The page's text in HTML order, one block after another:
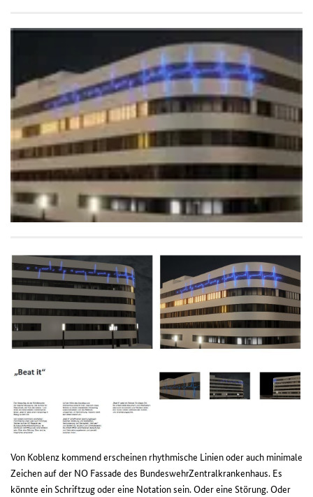
Von Koblenz kommend erscheinen rhythmische Linien oder auch minimale
Zeichen auf der NO Fassade des BundeswehrZentralkrankenhaus. Es
könnte ein Schriftzug oder eine Notation sein. Oder eine Störung. Oder